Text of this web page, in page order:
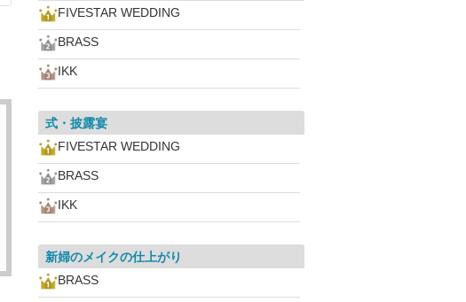
FIVESTAR WEDDING
BRASS
IKK
式・披露宴
FIVESTAR WEDDING
BRASS
IKK
新婦のメイクの仕上がり
BRASS